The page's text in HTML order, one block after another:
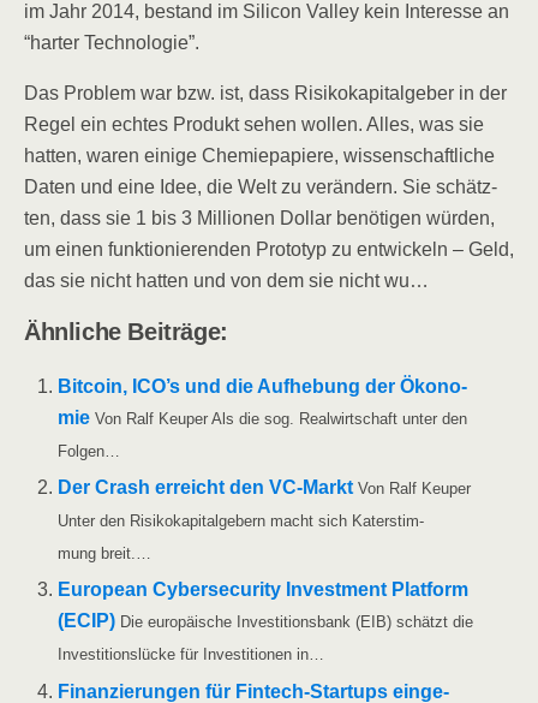
im Jahr 2014, bestand im Sili­con Val­ley kein Inter­es­se an
“har­ter Technologie”.
Das Pro­blem war bzw. ist, dass Risi­ko­ka­pi­tal­ge­ber in der
Regel ein ech­tes Pro­dukt sehen wol­len. Alles, was sie
hat­ten, waren eini­ge Che­mie­pa­pie­re, wis­sen­schaft­li­che
Daten und eine Idee, die Welt zu ver­än­dern. Sie schätz­
ten, dass sie 1 bis 3 Mil­lio­nen Dol­lar benö­ti­gen wür­den,
um einen funk­tio­nie­ren­den Pro­to­typ zu ent­wi­ckeln – Geld,
das sie nicht hat­ten und von dem sie nicht wu…
Ähn­li­che Beiträge:
Bit­co­in, ICO’s und die Auf­he­bung der Öko­no­
mie Von Ralf Keu­per Als die sog. Real­wirt­schaft unter den
Folgen…
Der Crash erreicht den VC-Markt Von Ralf Keu­per
Unter den Risi­ko­ka­pi­tal­ge­bern macht sich Kater­stim­
mung breit.…
Euro­pean Cyber­se­cu­ri­ty Invest­ment Plat­form
(ECIP) Die euro­päi­sche Inves­ti­ti­ons­bank (EIB) schätzt die
Inves­ti­ti­ons­lü­cke für Inves­ti­tio­nen in…
Finan­zie­run­gen für Fin­­tech-Star­t­ups ein­ge­